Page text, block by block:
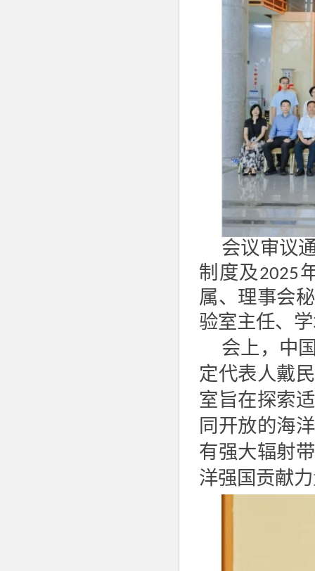
会议审议
制度及2025
属、理事会
验室主任、
会上，中
定代表人戴
室旨在探索
同开放的海
有强大辐射
洋强国贡献